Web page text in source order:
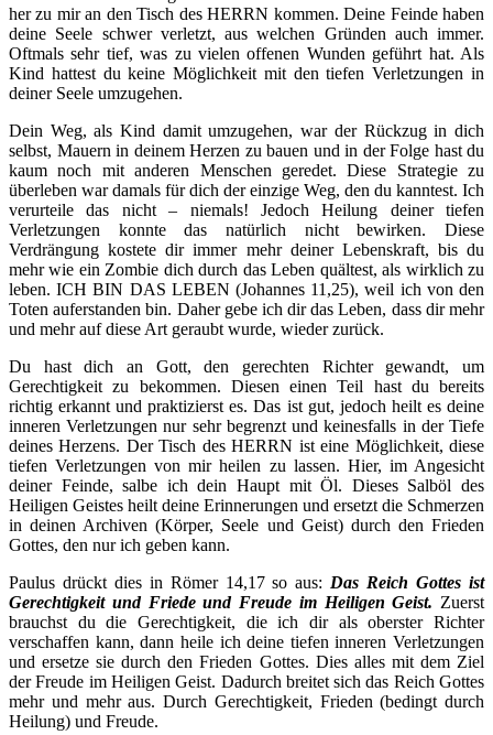
her zu mir an den Tisch des HERRN kommen. Deine Feinde haben
deine Seele schwer verletzt, aus welchen Gründen auch immer.
Oftmals sehr tief, was zu vielen offenen Wunden geführt hat. Als
Kind hattest du keine Möglichkeit mit den tiefen Verletzungen in
deiner Seele umzugehen.
Dein Weg, als Kind damit umzugehen, war der Rückzug in dich
selbst, Mauern in deinem Herzen zu bauen und in der Folge hast du
kaum noch mit anderen Menschen geredet. Diese Strategie zu
überleben war damals für dich der einzige Weg, den du kanntest. Ich
verurteile das nicht – niemals! Jedoch Heilung deiner tiefen
Verletzungen konnte das natürlich nicht bewirken. Diese
Verdrängung kostete dir immer mehr deiner Lebenskraft, bis du
mehr wie ein Zombie dich durch das Leben quältest, als wirklich zu
leben. ICH BIN DAS LEBEN (Johannes 11,25), weil ich von den
Toten auferstanden bin. Daher gebe ich dir das Leben, dass dir mehr
und mehr auf diese Art geraubt wurde, wieder zurück.
Du hast dich an Gott, den gerechten Richter gewandt, um
Gerechtigkeit zu bekommen. Diesen einen Teil hast du bereits
richtig erkannt und praktizierst es. Das ist gut, jedoch heilt es deine
inneren Verletzungen nur sehr begrenzt und keinesfalls in der Tiefe
deines Herzens. Der Tisch des HERRN ist eine Möglichkeit, diese
tiefen Verletzungen von mir heilen zu lassen. Hier, im Angesicht
deiner Feinde, salbe ich dein Haupt mit Öl. Dieses Salböl des
Heiligen Geistes heilt deine Erinnerungen und ersetzt die Schmerzen
in deinen Archiven (Körper, Seele und Geist) durch den Frieden
Gottes, den nur ich geben kann.
Paulus drückt dies in Römer 14,17 so aus: Das Reich Gottes ist
Gerechtigkeit und Friede und Freude im Heiligen Geist. Zuerst
brauchst du die Gerechtigkeit, die ich dir als oberster Richter
verschaffen kann, dann heile ich deine tiefen inneren Verletzungen
und ersetze sie durch den Frieden Gottes. Dies alles mit dem Ziel
der Freude im Heiligen Geist. Dadurch breitet sich das Reich Gottes
mehr und mehr aus. Durch Gerechtigkeit, Frieden (bedingt durch
Heilung) und Freude.